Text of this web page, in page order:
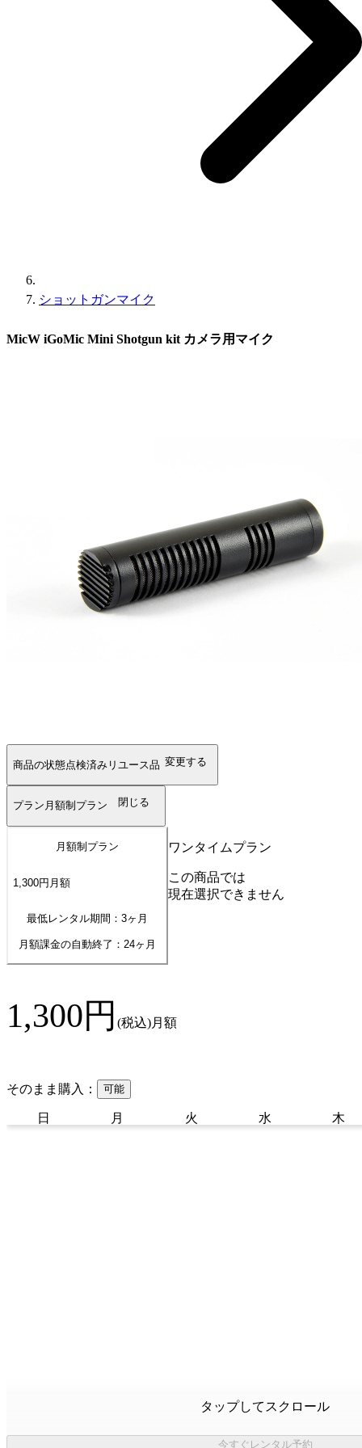
ショットガンマイク
MicW iGoMic Mini Shotgun kit カメラ用マイク
商品の状態点検済みリユース品 変更する
プラン 月額制プラン 閉じる
月額制プラン
1,300円 月額
最低レンタル期間：3ヶ月
月額課金の自動終了： 24ヶ月
ワンタイムプラン
この商品では
現在選択できません
1,300円 (税込)月額
そのまま購入： 可能
日 月 火 水 木
タップしてスクロール
今すぐレンタル予約